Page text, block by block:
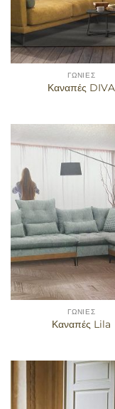
ΓΩΝΊΕΣ
Καναπές DIVA
ΓΩΝΊΕΣ
Καναπές Lila